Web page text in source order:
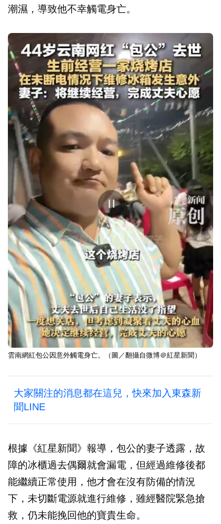
潮濕，導致他不幸觸電身亡。
雲南網紅包公因意外觸電身亡。（圖／翻攝自微博＠紅星新聞）
大家關注的消息都在這兒，快來加入東森新
聞LINE
根據《紅星新聞》報導，包公的妻子透露，故
障的冰櫃過去偶爾就會漏電，但經過維修後都
能繼續正常使用，他才會在沒有防備的情況
下，未切斷電源就進行維修，雖經醫院緊急搶
救，仍未能挽回他的寶貴生命。